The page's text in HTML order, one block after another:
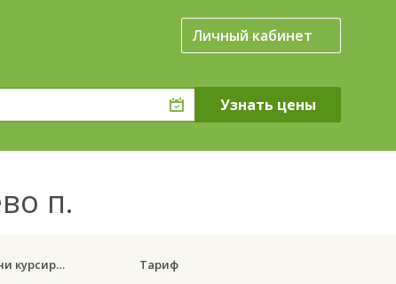
Личный кабинет
п.
Дни курсирования Тариф